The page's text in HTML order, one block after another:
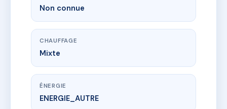
Non connue
CHAUFFAGE
Mixte
ÉNERGIE
ENERGIE_AUTRE